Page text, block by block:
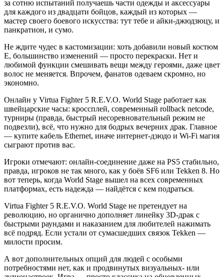
за сотню испытаний получаешь части одежды и аксессуары
для каждого из двадцати бойцов, каждый из которых —
мастер своего боевого искусства: тут тебе и айки-джюдзюцу, и
панкратион, и сумо.
Не ждите чудес в кастомизации: хоть добавили новый костюм
E, большинство изменений — просто перекраски. Нет и
любимой функции смешивать вещи между героями, даже цвет
волос не меняется. Впрочем, фанатов одеваем скромно, но
экономно.
Онлайн у Virtua Fighter 5 R.E.V.O. World Stage работает как
швейцарские часы: кроссплей, современный rollback netcode,
турниры (правда, быстрый несоревновательный режим не
подвезли), всё, что нужно для бодрых вечерних драк. Главное
— купите кабель Ethernet, иначе интернет-дзюдо и Wi-Fi магия
сыграют против вас.
Игроки отмечают: онлайн-соединение даже на PS5 стабильно,
правда, игроков не так много, как у боёв SF6 или Tekken 8. Но
вот теперь, когда World Stage вышел на всех современных
платформах, есть надежда — найдётся с кем подраться.
Virtua Fighter 5 R.E.V.O. World Stage не претендует на
революцию, но органично дополняет линейку 3D-драк с
быстрыми раундами и наказанием для любителей нажимать
всё подряд. Если устали от сумасшедших связок Tekken —
милости просим.
А вот дополнительных опций для людей с особыми
потребностями нет, как и продвинутых визуальных- или